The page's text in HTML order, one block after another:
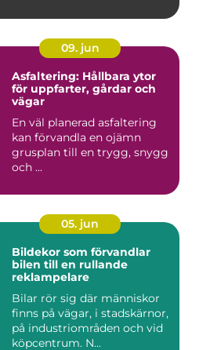
09. jun
Asfaltering: Hållbara ytor
för uppfarter, gårdar och
vägar
En väl planerad asfaltering
kan förvandla en ojämn
grusplan till en trygg, snygg
och ...
05. jun
Bildekor som förvandlar
bilen till en rullande
reklampelare
Bilar rör sig där människor
finns på vägar, i stadskärnor,
på industriområden och vid
köpcentrum. N...